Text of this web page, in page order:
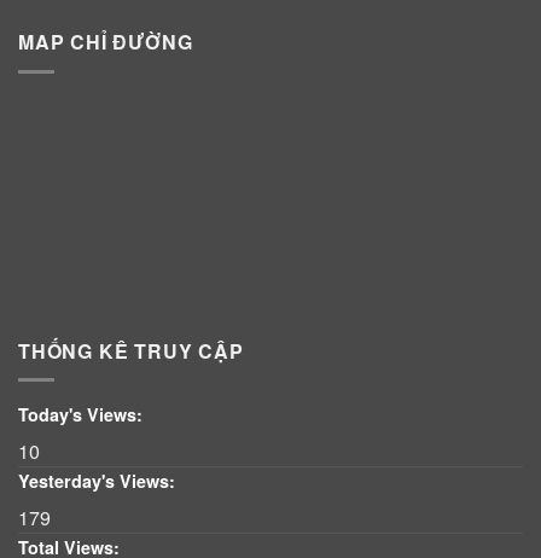
MAP CHỈ ĐƯỜNG
THỐNG KÊ TRUY CẬP
Today's Views:
10
Yesterday's Views:
179
Total Views: